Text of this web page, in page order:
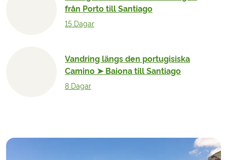
från Porto till Santiago
15 Dagar
Vandring längs den portugisiska
Camino ➤ Baiona till Santiago
8 Dagar